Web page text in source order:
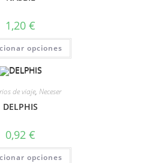
1,20 €
opciones
de viaje, Neceser
DELPHIS
0,92 €
opciones